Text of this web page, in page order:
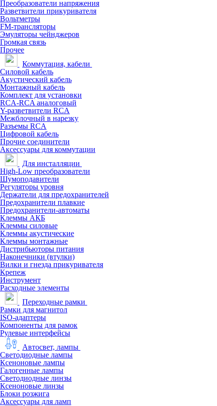
Преобразователи напряжения
Разветвители прикуривателя
Вольтметры
FM-трансляторы
Эмуляторы чейнджеров
Громкая связь
Прочее
Коммутация, кабели
Силовой кабель
Акустический кабель
Монтажный кабель
Комплект для установки
RCA-RCA аналоговый
Y-разветвители RCA
Межблочный в нарезку
Разъемы RCA
Цифровой кабель
Прочие соединители
Аксессуары для коммутации
Для инсталляции
High-Low преобразователи
Шумоподавители
Регуляторы уровня
Держатели для предохранителей
Предохранители плавкие
Предохранители-автоматы
Клеммы АКБ
Клеммы силовые
Клеммы акустические
Клеммы монтажные
Дистрибьюторы питания
Наконечники (втулки)
Вилки и гнезда прикуривателя
Крепеж
Инструмент
Расходные элементы
Переходные рамки
Рамки для магнитол
ISO-адаптеры
Компоненты для рамок
Рулевые интерфейсы
Автосвет, лампы
Светодиодные лампы
Ксеноновые лампы
Галогенные лампы
Светодиодные линзы
Ксеноновые линзы
Блоки розжига
Аксессуары для ламп